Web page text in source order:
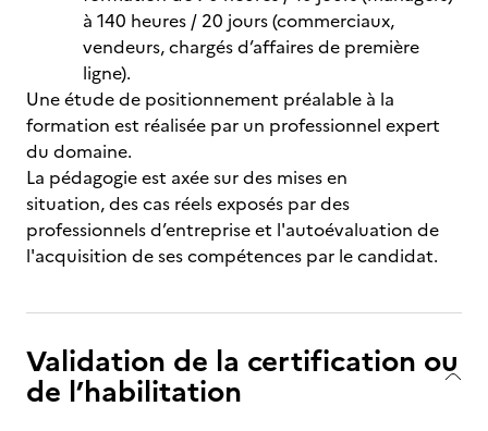
à 140 heures / 20 jours (commerciaux,
vendeurs, chargés d’affaires de première
ligne).
Une étude de positionnement préalable à la
formation est réalisée par un professionnel expert
du domaine.
La pédagogie est axée sur des mises en
situation, des cas réels exposés par des
professionnels d’entreprise et l'autoévaluation de
l'acquisition de ses compétences par le candidat.
Validation de la certification ou
de l’habilitation